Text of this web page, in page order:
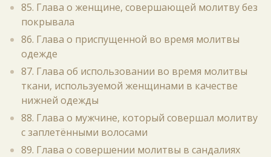
85. Глава о женщине, совершающей молитву без
покрывала
86. Глава о приспущенной во время молитвы
одежде
87. Глава об использовании во время молитвы
ткани, используемой женщинами в качестве
нижней одежды
88. Глава о мужчине, который совершал молитву
с заплетёнными волосами
89. Глава о совершении молитвы в сандалиях